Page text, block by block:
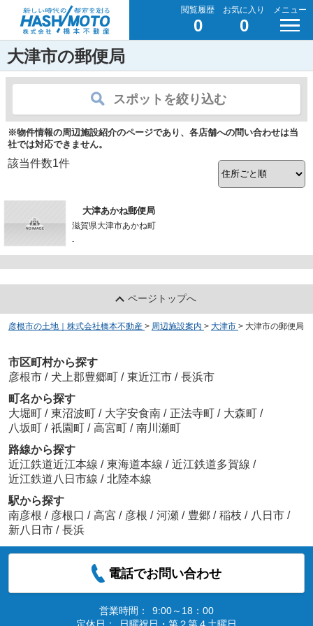
閲覧履歴
0
お気に入り
0
メニュー
大津市の郵便局
スポットを絞り込む
※物件情報の周辺施設紹介のページであり、各店舗への問い合わせは当
社では対応できません。
該当件数1件
大津あかね郵便局
滋賀県大津市あかね町
-
ページトップへ
彦根市の土地｜株式会社橋本不動産 > 周辺施設案内 > 大津市 > 大津市の郵便局
市区町村から探す
彦根市 / 犬上郡豊郷町 / 東近江市 / 長浜市
町名から探す
大堀町 / 東沼波町 / 大字安食南 / 正法寺町 / 大森町 /
八坂町 / 祇園町 / 高宮町 / 南川瀬町
路線から探す
近江鉄道近江本線 / 東海道本線 / 近江鉄道多賀線 /
近江鉄道八日市線 / 北陸本線
駅から探す
南彦根 / 彦根口 / 高宮 / 彦根 / 河瀬 / 豊郷 / 稲枝 / 八日市 /
新八日市 / 長浜
電話でお問い合わせ
営業時間：
9:00～18：00
定休日：
日曜祝日・第２第４土曜日